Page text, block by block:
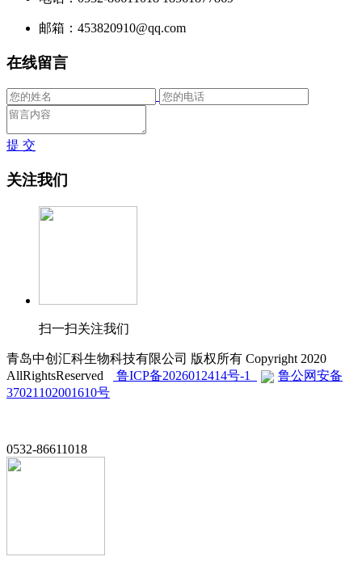
邮箱：453820910@qq.com
在线留言
提 交
关注我们
扫一扫关注我们
青岛中创汇科生物科技有限公司 版权所有 Copyright 2020
AllRightsReserved
鲁ICP备2026012414号-1
鲁公网安备
37021102001610号
0532-86611018